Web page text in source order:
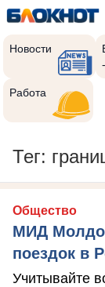
Новости
Работа
Тег:
Общество
МИД
поездок в
Учитывайте